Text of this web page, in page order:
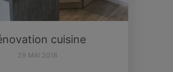
cuisine
29 MAI 2018